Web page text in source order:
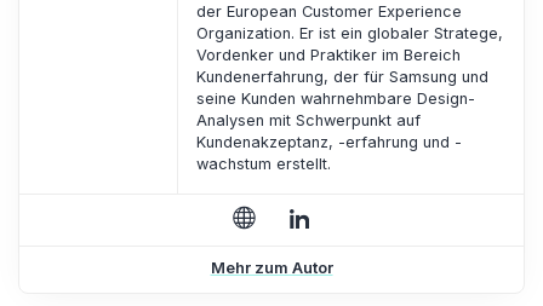
der European Customer Experience
Organization. Er ist ein globaler Stratege,
Vordenker und Praktiker im Bereich
Kundenerfahrung, der für Samsung und
seine Kunden wahrnehmbare Design-
Analysen mit Schwerpunkt auf
Kundenakzeptanz, -erfahrung und -
wachstum erstellt.
Mehr zum Autor